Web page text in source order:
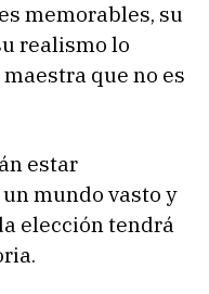
memorables, su
realismo lo
que no es
estar
mundo vasto y
elección tendrá